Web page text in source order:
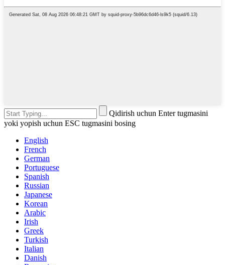
Qidirish uchun Enter tugmasini
yoki yopish uchun ESC tugmasini bosing
English
French
German
Portuguese
Spanish
Russian
Japanese
Korean
Arabic
Irish
Greek
Turkish
Italian
Danish